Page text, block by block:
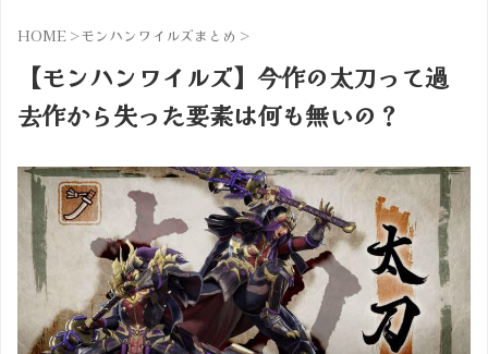
HOME >モンハンワイルズまとめ >
【モンハンワイルズ】今作の太刀って過
去作から失った要素は何も無いの？